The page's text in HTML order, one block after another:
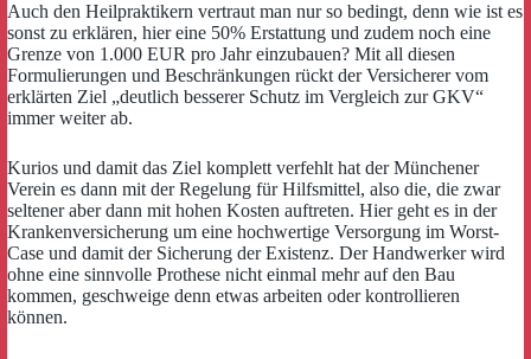
Auch den Heilpraktikern vertraut man nur so bedingt, denn wie ist es
sonst zu erklären, hier eine 50% Erstattung und zudem noch eine
Grenze von 1.000 EUR pro Jahr einzubauen? Mit all diesen
Formulierungen und Beschränkungen rückt der Versicherer vom
erklärten Ziel „deutlich besserer Schutz im Vergleich zur GKV“
immer weiter ab.
Kurios und damit das Ziel komplett verfehlt hat der Münchener
Verein es dann mit der Regelung für Hilfsmittel, also die, die zwar
seltener aber dann mit hohen Kosten auftreten. Hier geht es in der
Krankenversicherung um eine hochwertige Versorgung im Worst-
Case und damit der Sicherung der Existenz. Der Handwerker wird
ohne eine sinnvolle Prothese nicht einmal mehr auf den Bau
kommen, geschweige denn etwas arbeiten oder kontrollieren
können.